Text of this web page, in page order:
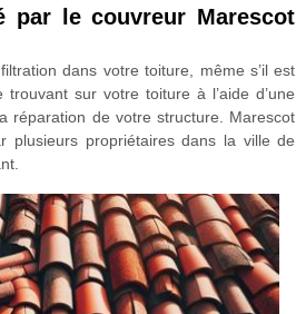
par le couvreur Marescot
dans votre toiture, même s’il est
sur votre toiture à l’aide d’une
réparation de votre structure. Marescot
plusieurs propriétaires dans la ville de